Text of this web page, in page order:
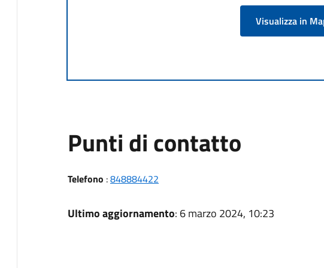
Visualizza in
Punti di contatto
Telefono :848884422
Ultimo aggiornamento: 6 marzo 2024, 10:23